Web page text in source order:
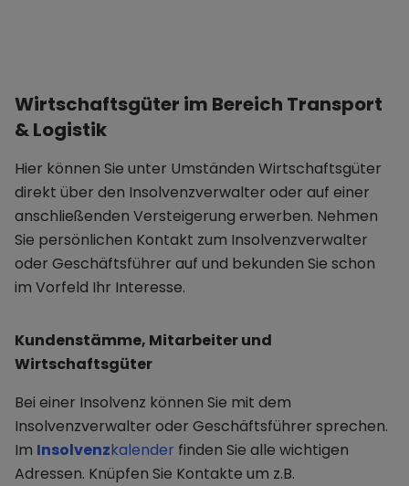
Wirtschaftsgüter im Bereich Transport
& Logistik
Hier können Sie unter Umständen Wirtschaftsgüter
direkt über den Insolvenzverwalter oder auf einer
anschließenden Versteigerung erwerben. Nehmen
Sie persönlichen Kontakt zum Insolvenzverwalter
oder Geschäftsführer auf und bekunden Sie schon
im Vorfeld Ihr Interesse.
Kundenstämme, Mitarbeiter und
Wirtschaftsgüter
Bei einer Insolvenz können Sie mit dem
Insolvenzverwalter oder Geschäftsführer sprechen.
Im Insolvenzkalender finden Sie alle wichtigen
Adressen. Knüpfen Sie Kontakte um z.B.